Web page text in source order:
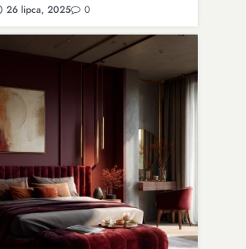
26 lipca, 2025 0